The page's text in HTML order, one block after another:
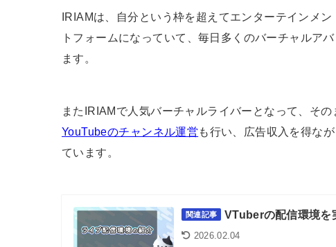
IRIAMは、自分という枠を超えてエンターテインメ
トフォームになっていて、毎日多くのバーチャルア
ます。
またIRIAMで人気バーチャルライバーとなって、そ
YouTubeのチャンネル運営 も行い、広告収入を得な
ています。
関連記事 VTuberの配信環境を
2026.02.04